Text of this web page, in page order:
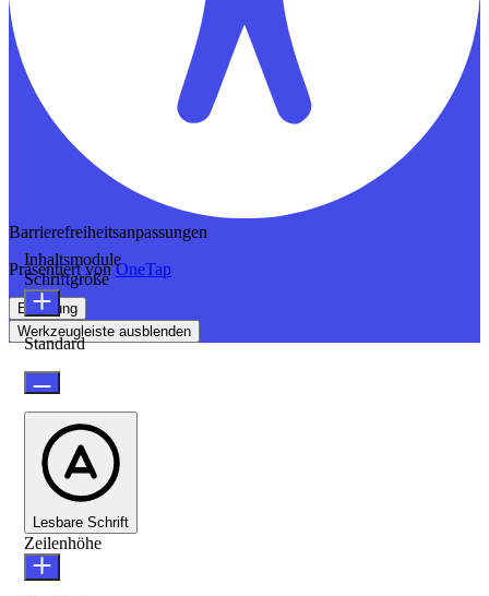
Barrierefreiheitsanpassungen
Präsentiert vonOneTap
Erklärung
Werkzeugleiste ausblenden
Inhaltsmodule
Schriftgröße
Standard
Lesbare Schrift
Zeilenhöhe